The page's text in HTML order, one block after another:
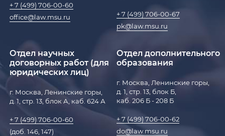
+ 7 (499) 706-00-60
office@law.msu.ru
+ 7 (499) 706-00-67
pk@law.msu.ru
Отдел научных
договорных работ (для
юридических лиц)
г. Москва, Ленинские горы,
д. 1, стр. 13, блок А, каб. 624 А
+ 7 (499) 706-00-60
(доб. 146, 147)
Отдел дополнительного
образования
г. Москва, Ленинские горы,
д. 1, стр. 13, блок Б,
каб. 206 Б - 208 Б
+ 7 (499) 706-00-62
do@law.msu.ru